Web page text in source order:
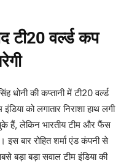
टी20 वर्ल्ड कप
धोनी की कप्तानी में टी20 वर्ल्ड
को लगातार निराशा हाथ लगी
हैं, लेकिन भारतीय टीम और फैंस
इस बार रोहित शर्मा एंड कंपनी से
बड़ा बड़ा सवाल टीम इंडिया की